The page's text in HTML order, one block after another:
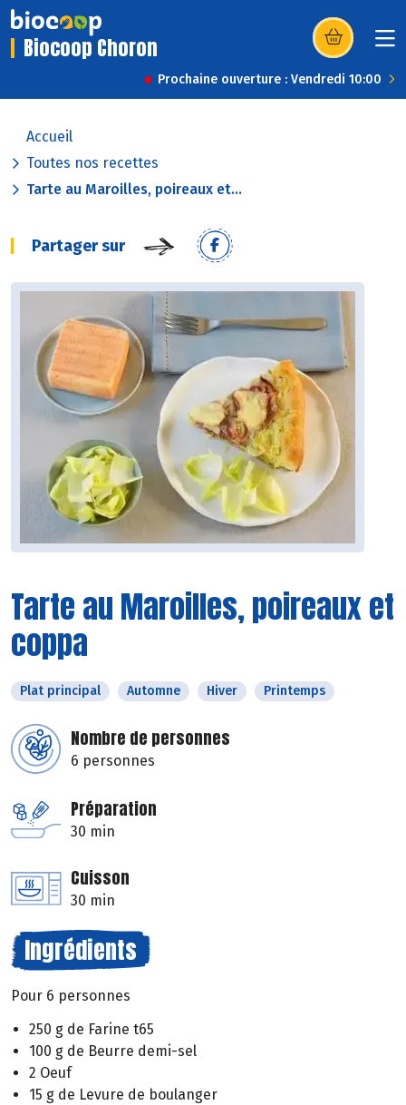
Biocoop Choron (s’ouvre dans
Prochaine ouverture : Vendredi 10:00
Accueil
Toutes nos recettes
Tarte au Maroilles, poireaux et...
Partager sur
Tarte au Maroilles, poireaux et
coppa
Plat principal Automne Hiver Printemps
Nombre de personnes
6 personnes
Préparation
30 min
Cuisson
30 min
Ingrédients
Pour 6 personnes
250 g de Farine t65
100 g de Beurre demi-sel
2 Oeuf
15 g de Levure de boulanger